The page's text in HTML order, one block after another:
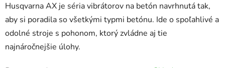
Husqvarna AX je séria vibrátorov na betón navrhnutá tak,
aby si poradila so všetkými typmi betónu. Ide o spoľahlivé a
odolné stroje s pohonom, ktorý zvládne aj tie
najnáročnejšie úlohy.